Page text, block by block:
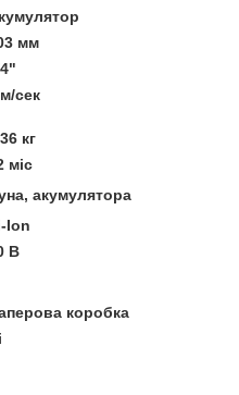
мм
сек
кг
міс
акумулятора
Ion
В
коробка